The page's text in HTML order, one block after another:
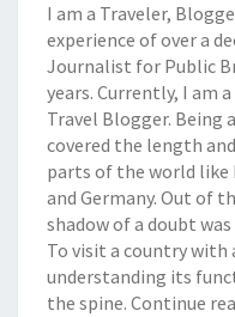
I am a Traveler,
experience of over a
Journalist for Public
years. Currently, I am
Travel Blogger. Being
covered the length
parts of the world like
and Germany. Out of
shadow of a doubt
To visit a country
understanding its
the spine. Continue